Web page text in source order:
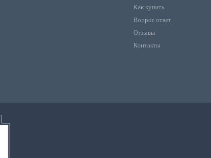
Как купить
Вопрос ответ
Отзывы
Контакты